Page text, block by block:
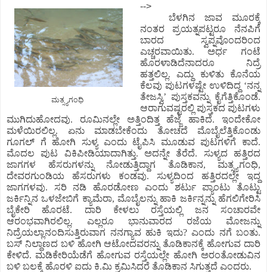
-->
ಮತ್ಸ್ಯಗಂಧಿ
ಬೆಳಗಿನ ಜಾವ ಮೂರಕ್ಕೆ
ನಂತರ ಪ್ರಯತ್ನಪಟ್ಟರೂ ನೆನಪಿಗೆ
ಬಾರದ ಸ್ವಪ್ನವೊಂದರಿಂದ
ಎಚ್ಚರವಾಯಿತು. ಅರ್ಧ ಗಂಟೆ
ಹೊರಳಾಡಿದೆನಾದರೂ ನಿದ್ರೆ
ಹತ್ತಲಿಲ್ಲ. ಎದ್ದು ಕುಳಿತು ಕೊನೆಯ
ಕೆಲವು ಪುಟಗಳಷ್ಟೇ ಉಳಿದಿದ್ದ ‘ನನ್ನ
ತೇಜಸ್ವಿ’ ಪುಸ್ತಕವನ್ನು ಕೈಗೆತ್ತಿಕೊಂಡೆ.
ಆರಾಗುವಷ್ಟರಲ್ಲಿ ಪುಸ್ತಕದ ಪುಟಗಳು
ಮುಗಿದುಹೋದವು. ರೂಮಿನಲ್ಲೇ ಅತ್ತಿಂದಿತ್ತ ಹೆಜ್ಜೆ ಹಾಕಿದೆ. ಇಂದೇಕೋ
ಮಳೆಯಿರಲಿಲ್ಲ. ಏನು ಮಾಡಬೇಕೆಂದು ತೋಚದೆ ಮೊಬೈಲೆತ್ತಿಕೊಂಡು
ಗೂಗಲ್ ಗೆ ಹೋಗಿ ಸುಳ್ಯ ಎಂದು ಟೈಪಿಸಿ ಮೂಡುವ ಪುಟಗಳಿಗೆ ಕಾದೆ.
ಮೊದಲ ಪುಟ ವಿಕಿಪೀಡಿಯಾದಾಗಿತ್ತು. ಅದನ್ನೇ ತೆರೆದೆ. ಸುಳ್ಯದ ಹತ್ತಿರದ
ಜಾಗಗಳ ಹೆಸರುಗಳನ್ನು ನೋಡುತ್ತಿದ್ದಾಗ ತೊಡಿಕಾನ, ಮತ್ಸ್ಯಗಂಧಿ,
ದೇವರಗುಂಡಿಯ ಹೆಸರುಗಳು ಕಂಡವು. ಸುಳ್ಯದಿಂದ ಹತ್ತಿರದಲ್ಲೇ ಇದ್ದ
ಜಾಗಗಳವು. ಸರಿ ನಡಿ ಹೊರಡೋಣ ಎಂದು ಶರ್ಟು ಪ್ಯಾಂಟು ತೊಟ್ಟು
ಜರ್ಕಿನ್ನಿನ ಒಳಜೇಬಿಗೆ ಕ್ಯಾಮೆರಾ, ಮೊಬೈಲನ್ನು ಹಾಕಿ ಜರ್ಕಿನ್ನನ್ನು ಹೆಗಲಿಗೇರಿಸಿ
ಬೈಕೇರಿ ಹೊರಟೆ. ದಾರಿ ಕೇಳಲು ರಸ್ತೆಯಲ್ಲಿ ಜನ ಸಂಚಾರವೇ
ಆರಂಭವಾಗಿರಲಿಲ್ಲ. ಎಲ್ಲರೂ ಭಾನುವಾರದ ರಜೆಯ ಮೋಜನ್ನು
ನಿದ್ರೆಯಲ್ಲಾನಂದಿಸುತ್ತಿರುವಾಗ ನನಗ್ಯಾವ ಹುಕಿ ಇದು? ಎಂದು ನಗೆ ಬಂತು.
ಬಸ್ ನಿಲ್ದಾಣದ ಬಳಿ ಹೋಗಿ ಆಟೋದವರನ್ನು ತೊಡಿಕಾನಕ್ಕೆ ಹೋಗುವ ದಾರಿ
ಕೇಳಿದೆ. ಮಡಿಕೇರಿಯೆಡೆಗೆ ಹೋಗುವ ರಸ್ತೆಯಲ್ಲೇ ಹೋಗಿ ಅರಂತೋಡುವಿನ
ಬಳಿ ಬಲಕ್ಕೆ ಹೊರಳಿ ಐದು ಕಿ.ಮಿ ಕ್ರಮಿಸಿದರೆ ತೊಡಿಕಾನ ಸಿಗುತ್ತದೆ ಎಂದರು.